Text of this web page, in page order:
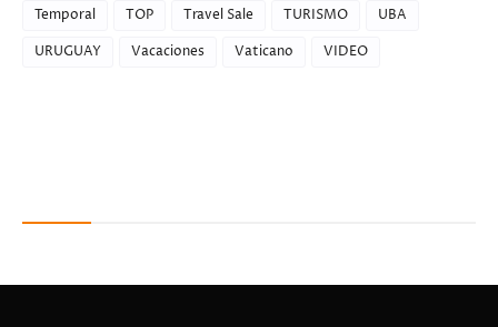
Temporal
TOP Travel Sale TURISMO
UBA
URUGUAY
Vacaciones Vaticano VIDEO